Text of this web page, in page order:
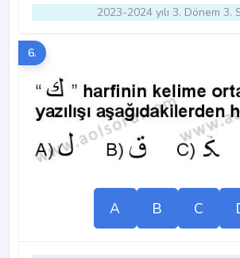
2023-2024 yılı 3. Dönem 3.
6.
A B C